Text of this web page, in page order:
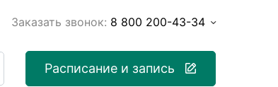
Заказать звонок: 8 800 200-43-34
Расписание и запись